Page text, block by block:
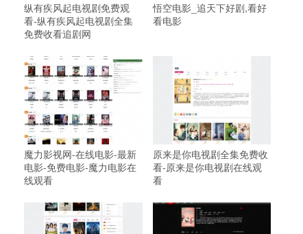
纵有疾风起电视剧免费观
看-纵有疾风起电视剧全集
免费收看追剧网
悟空电影_追天下好剧,看好
看电影
魔力影视网-在线电影-最新
电影-免费电影-魔力电影在
线观看
原来是你电视剧全集免费收
看-原来是你电视剧在线观
看